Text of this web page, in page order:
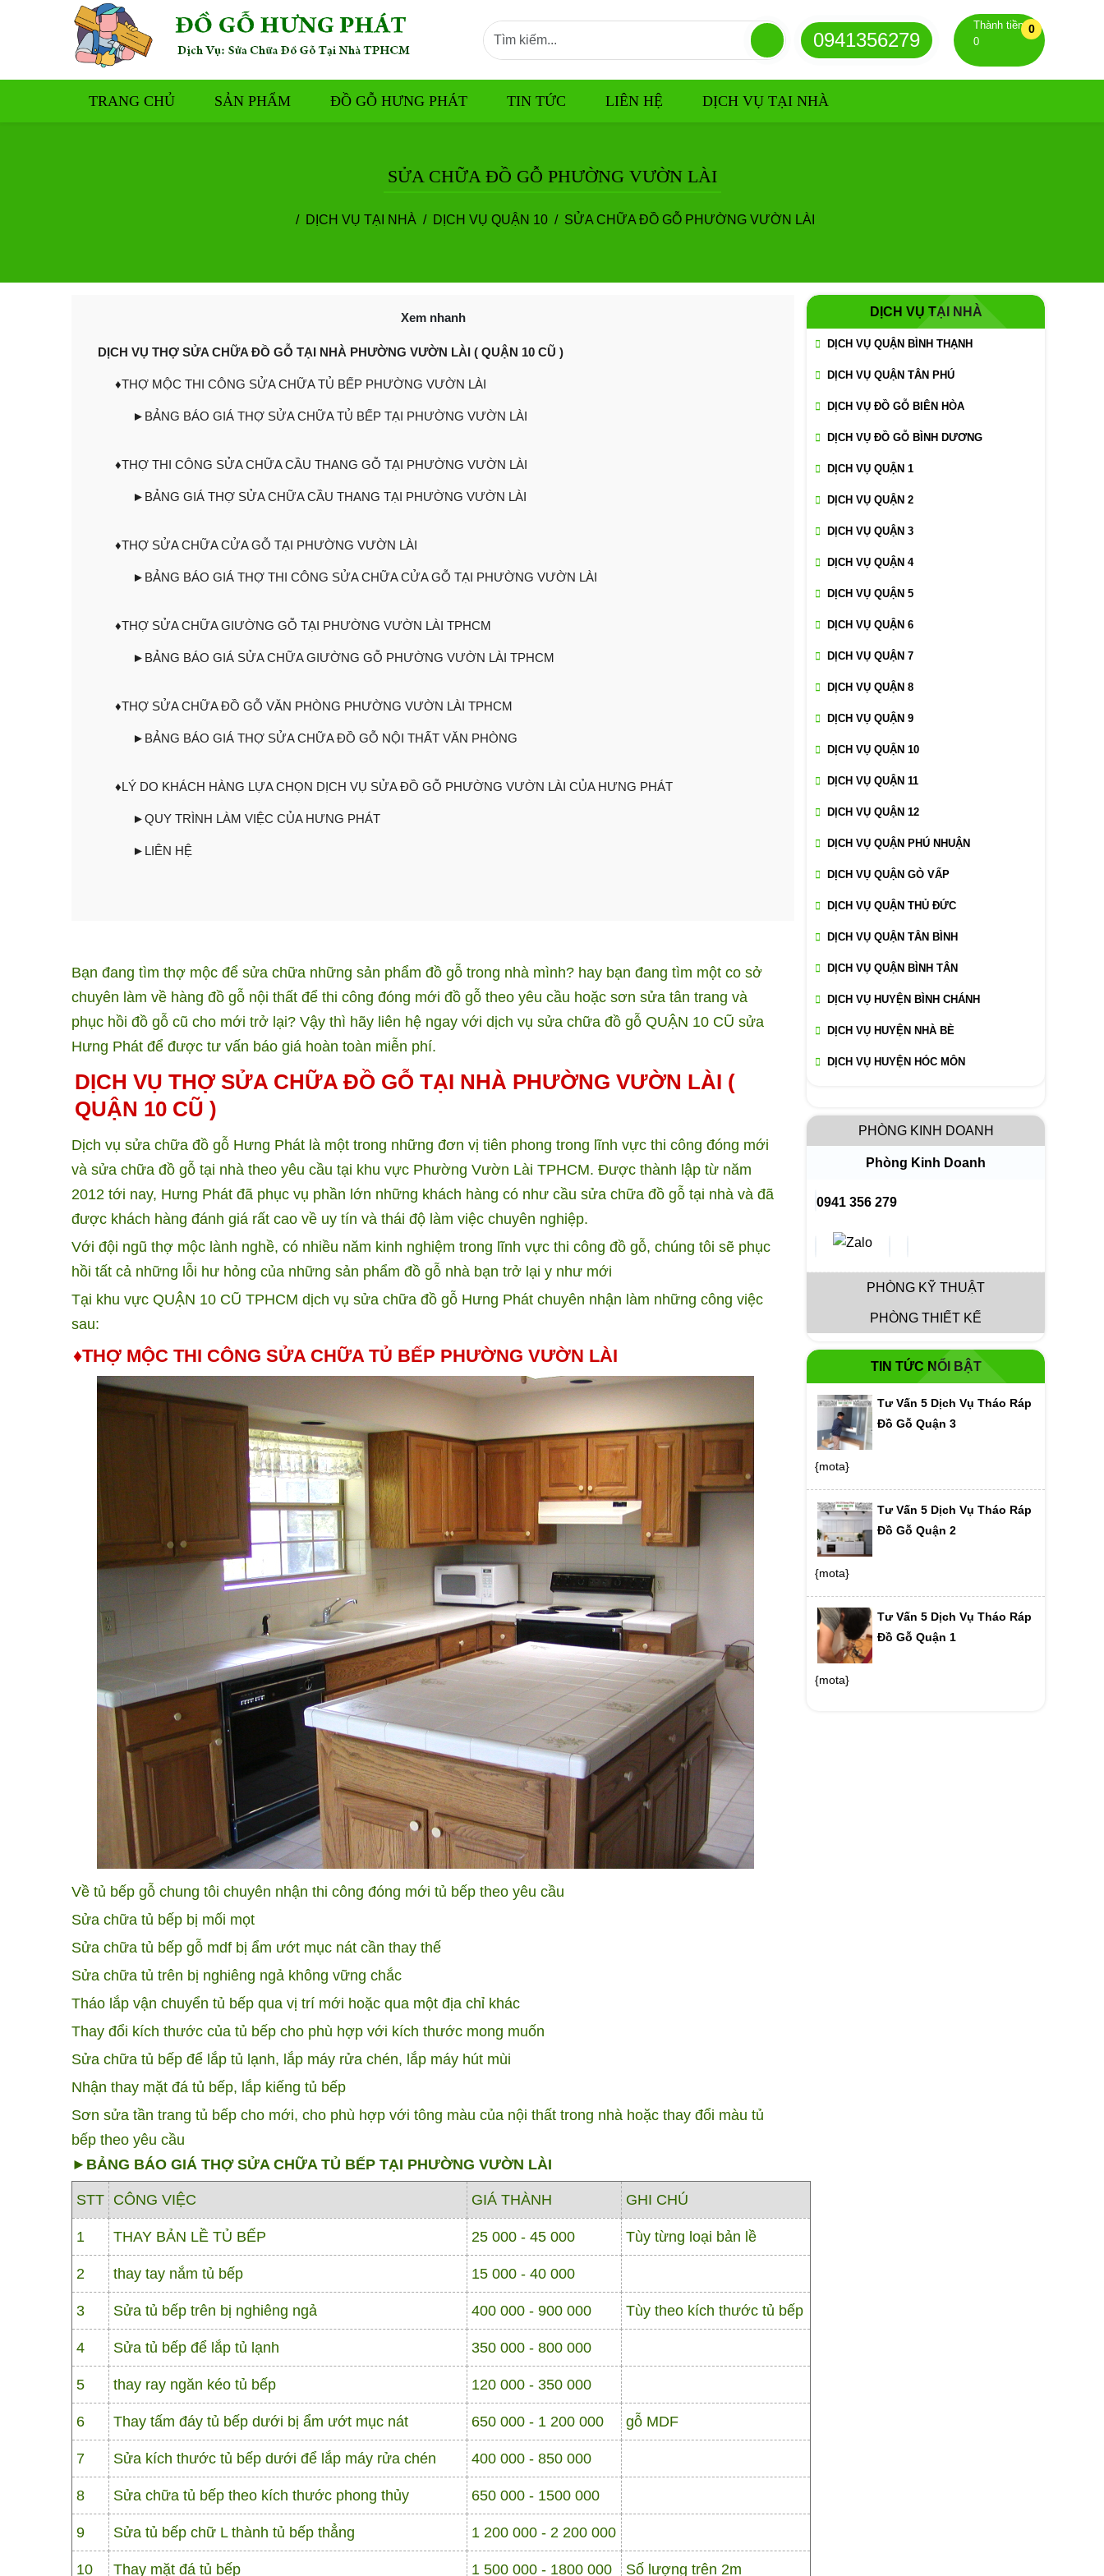
0941356279
Thành tiền
0
0
TRANG CHỦ SẢN PHẨM ĐỒ GỖ HƯNG PHÁT TIN TỨC LIÊN HỆ DỊCH VỤ TẠI NHÀ
SỬA CHỮA ĐỒ GỖ PHƯỜNG VƯỜN LÀI
DỊCH VỤ TẠI NHÀ DỊCH VỤ QUẬN 10 SỬA CHỮA ĐỒ GỖ PHƯỜNG VƯỜN LÀI
Xem nhanh
DỊCH VỤ THỢ SỬA CHỮA ĐỒ GỖ TẠI NHÀ PHƯỜNG VƯỜN LÀI ( QUẬN 10 CŨ )
♦THỢ MỘC THI CÔNG SỬA CHỮA TỦ BẾP PHƯỜNG VƯỜN LÀI
►BẢNG BÁO GIÁ THỢ SỬA CHỮA TỦ BẾP TẠI PHƯỜNG VƯỜN LÀI
♦THỢ THI CÔNG SỬA CHỮA CẦU THANG GỖ TẠI PHƯỜNG VƯỜN LÀI
►BẢNG GIÁ THỢ SỬA CHỮA CẦU THANG TẠI PHƯỜNG VƯỜN LÀI
♦THỢ SỬA CHỮA CỬA GỖ TẠI PHƯỜNG VƯỜN LÀI
►BẢNG BÁO GIÁ THỢ THI CÔNG SỬA CHỮA CỬA GỖ TẠI PHƯỜNG VƯỜN LÀI
♦THỢ SỬA CHỮA GIƯỜNG GỖ TẠI PHƯỜNG VƯỜN LÀI TPHCM
►BẢNG BÁO GIÁ SỬA CHỮA GIƯỜNG GỖ PHƯỜNG VƯỜN LÀI TPHCM
♦THỢ SỬA CHỮA ĐỒ GỖ VĂN PHÒNG PHƯỜNG VƯỜN LÀI TPHCM
►BẢNG BÁO GIÁ THỢ SỬA CHỮA ĐỒ GỖ NỘI THẤT VĂN PHÒNG
♦LÝ DO KHÁCH HÀNG LỰA CHỌN DỊCH VỤ SỬA ĐỒ GỖ PHƯỜNG VƯỜN LÀI CỦA HƯNG PHÁT
►QUY TRÌNH LÀM VIỆC CỦA HƯNG PHÁT
►LIÊN HỆ
Bạn đang tìm thợ mộc để sửa chữa những sản phẩm đồ gỗ trong nhà mình? hay bạn đang tìm một co sở
chuyên làm về hàng đồ gỗ nội thất để thi công đóng mới đồ gỗ theo yêu cầu hoặc sơn sửa tân trang và
phục hồi đồ gỗ cũ cho mới trở lại? Vậy thì hãy liên hệ ngay với dịch vụ sửa chữa đồ gỗ QUẬN 10 CŨ sửa
Hưng Phát để được tư vấn báo giá hoàn toàn miễn phí.
DỊCH VỤ THỢ SỬA CHỮA ĐỒ GỖ TẠI NHÀ PHƯỜNG VƯỜN LÀI (
QUẬN 10 CŨ )
Dịch vụ sửa chữa đồ gỗ Hưng Phát là một trong những đơn vị tiên phong trong lĩnh vực thi công đóng mới
và sửa chữa đồ gỗ tại nhà theo yêu cầu tại khu vực Phường Vườn Lài TPHCM. Được thành lập từ năm
2012 tới nay, Hưng Phát đã phục vụ phần lớn những khách hàng có như cầu sửa chữa đồ gỗ tại nhà và đã
được khách hàng đánh giá rất cao về uy tín và thái độ làm việc chuyên nghiệp.
Với đội ngũ thợ mộc lành nghề, có nhiều năm kinh nghiệm trong lĩnh vực thi công đồ gỗ, chúng tôi sẽ phục
hồi tất cả những lỗi hư hỏng của những sản phẩm đồ gỗ nhà bạn trở lại y như mới
Tại khu vực QUẬN 10 CŨ TPHCM dịch vụ sửa chữa đồ gỗ Hưng Phát chuyên nhận làm những công việc
sau:
♦THỢ MỘC THI CÔNG SỬA CHỮA TỦ BẾP PHƯỜNG VƯỜN LÀI
Về tủ bếp gỗ chung tôi chuyên nhận thi công đóng mới tủ bếp theo yêu cầu
Sửa chữa tủ bếp bị mối mọt
Sửa chữa tủ bếp gỗ mdf bị ẩm ướt mục nát cần thay thế
Sửa chữa tủ trên bị nghiêng ngả không vững chắc
Tháo lắp vận chuyển tủ bếp qua vị trí mới hoặc qua một địa chỉ khác
Thay đổi kích thước của tủ bếp cho phù hợp với kích thước mong muốn
Sửa chữa tủ bếp để lắp tủ lạnh, lắp máy rửa chén, lắp máy hút mùi
Nhận thay mặt đá tủ bếp, lắp kiếng tủ bếp
Sơn sửa tần trang tủ bếp cho mới, cho phù hợp với tông màu của nội thất trong nhà hoặc thay đổi màu tủ
bếp theo yêu cầu
►BẢNG BÁO GIÁ THỢ SỬA CHỮA TỦ BẾP TẠI PHƯỜNG VƯỜN LÀI
STT CÔNG VIỆC GIÁ THÀNH GHI CHÚ
1 THAY BẢN LỀ TỦ BẾP 25 000 - 45 000 Tùy từng loại bản lề
2 thay tay nắm tủ bếp 15 000 - 40 000
3 Sửa tủ bếp trên bị nghiêng ngả 400 000 - 900 000 Tùy theo kích thước tủ bếp
4 Sửa tủ bếp để lắp tủ lạnh 350 000 - 800 000
5 thay ray ngăn kéo tủ bếp 120 000 - 350 000
6 Thay tấm đáy tủ bếp dưới bị ẩm ướt mục nát 650 000 - 1 200 000 gỗ MDF
7 Sửa kích thước tủ bếp dưới để lắp máy rửa chén 400 000 - 850 000
8 Sửa chữa tủ bếp theo kích thước phong thủy 650 000 - 1500 000
9 Sửa tủ bếp chữ L thành tủ bếp thẳng 1 200 000 - 2 200 000
10 Thay mặt đá tủ bếp 1 500 000 - 1800 000 Số lượng trên 2m
DỊCH VỤ TẠI NHÀ
DỊCH VỤ QUẬN BÌNH THẠNH
DỊCH VỤ QUẬN TÂN PHÚ
DỊCH VỤ ĐỒ GỖ BIÊN HÒA
DỊCH VỤ ĐỒ GỖ BÌNH DƯƠNG
DỊCH VỤ QUẬN 1
DỊCH VỤ QUẬN 2
DỊCH VỤ QUẬN 3
DỊCH VỤ QUẬN 4
DỊCH VỤ QUẬN 5
DỊCH VỤ QUẬN 6
DỊCH VỤ QUẬN 7
DỊCH VỤ QUẬN 8
DỊCH VỤ QUẬN 9
DỊCH VỤ QUẬN 10
DỊCH VỤ QUẬN 11
DỊCH VỤ QUẬN 12
DỊCH VỤ QUẬN PHÚ NHUẬN
DỊCH VỤ QUẬN GÒ VẤP
DỊCH VỤ QUẬN THỦ ĐỨC
DỊCH VỤ QUẬN TÂN BÌNH
DỊCH VỤ QUẬN BÌNH TÂN
DỊCH VỤ HUYỆN BÌNH CHÁNH
DỊCH VỤ HUYỆN NHÀ BÈ
DỊCH VỤ HUYỆN HÓC MÔN
PHÒNG KINH DOANH
Phòng Kinh Doanh
0941 356 279
PHÒNG KỸ THUẬT
PHÒNG THIẾT KẾ
TIN TỨC NỔI BẬT
Tư Vấn 5 Dịch Vụ Tháo Ráp
Đồ Gỗ Quận 3
{mota}
Tư Vấn 5 Dịch Vụ Tháo Ráp
Đồ Gỗ Quận 2
{mota}
Tư Vấn 5 Dịch Vụ Tháo Ráp
Đồ Gỗ Quận 1
{mota}